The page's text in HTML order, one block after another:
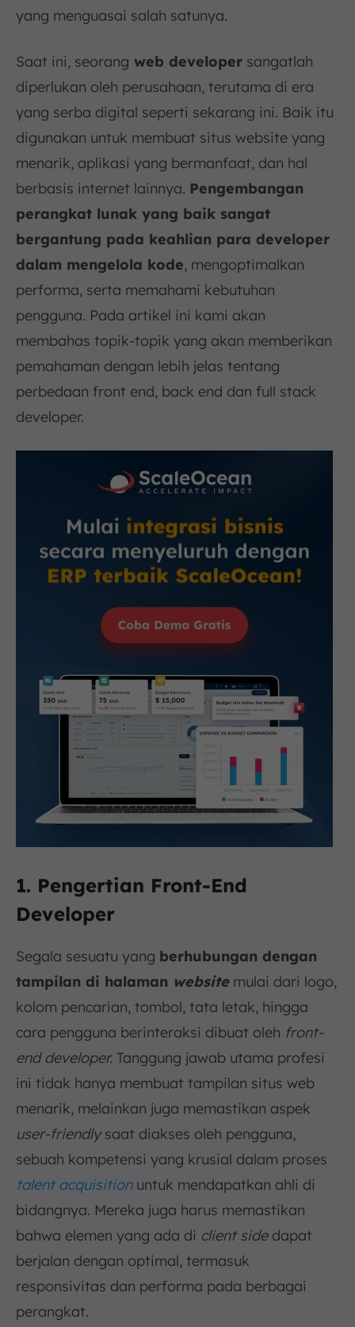
yang menguasai salah satunya.
Saat ini, seorang web developer sangatlah
diperlukan oleh perusahaan, terutama di era
yang serba digital seperti sekarang ini. Baik itu
digunakan untuk membuat situs website yang
menarik, aplikasi yang bermanfaat, dan hal
berbasis internet lainnya. Pengembangan
perangkat lunak yang baik sangat
bergantung pada keahlian para developer
dalam mengelola kode, mengoptimalkan
performa, serta memahami kebutuhan
pengguna. Pada artikel ini kami akan
membahas topik-topik yang akan memberikan
pemahaman dengan lebih jelas tentang
perbedaan front end, back end dan full stack
developer.
1. Pengertian Front-End
Developer
Segala sesuatu yang berhubungan dengan
tampilan di halaman websitemulai dari logo,
kolom pencarian, tombol, tata letak, hingga
cara pengguna berinteraksi dibuat oleh front-
end developer. Tanggung jawab utama profesi
ini tidak hanya membuat tampilan situs web
menarik, melainkan juga memastikan aspek
user-friendlysaat diakses oleh pengguna,
sebuah kompetensi yang krusial dalam proses
talent acquisitionuntuk mendapatkan ahli di
bidangnya. Mereka juga harus memastikan
bahwa elemen yang ada di client sidedapat
berjalan dengan optimal, termasuk
responsivitas dan performa pada berbagai
perangkat.